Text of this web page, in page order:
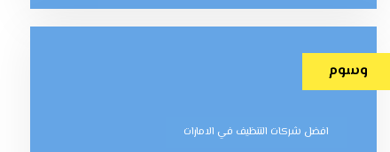
وسوم
افضل شركات التنظيف في الامارات